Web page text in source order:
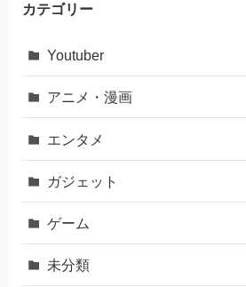
カテゴリー
Youtuber
アニメ・漫画
エンタメ
ガジェット
ゲーム
未分類